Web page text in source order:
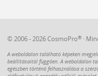
© 2006 - 2026 CosmoPro® ·
A weboldalon található képeken
beállításaitól függően. A weboldalon
egészben történő felhasználása a